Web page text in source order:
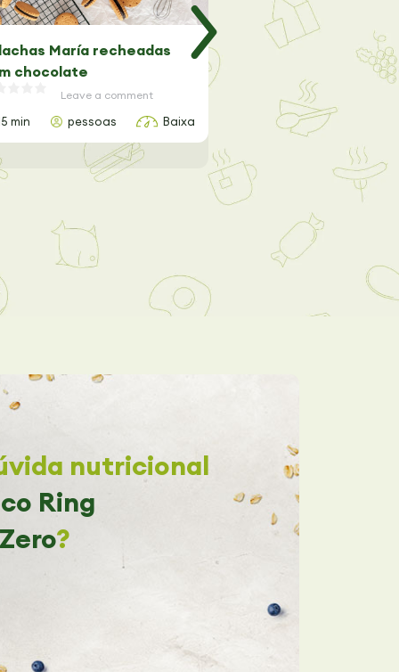
María recheadas
chocolate
Leave a comment
min pessoas Baixa
Trufas de Lima Sem
Leave a
20 min 2 pessoas
nutricional
Ring
?